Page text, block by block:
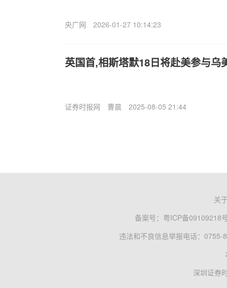
央广网 2026-01-27 10:14:23
英国首,相斯塔默18日将赴美参与乌
证券时报网 曹晨 2025-08-05 21:44
关
备案号： 粤ICP备09109218
违法和不良信息举报电话：0755-
深圳证券